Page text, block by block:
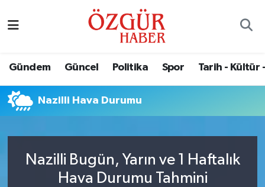
Gündem Güncel Politika Spor Tarih - Kültür
Nazilli Hava Durumu
Nazilli Bugün, Yarın ve 1 Haftalık
Hava Durumu Tahmini
Eğitim
Ekonomi
Güncel
Nöbetçi Eczaneler
Namaz Vakitleri
Trafik Durumu
Süper Lig Puan Durumu ve Fikstür